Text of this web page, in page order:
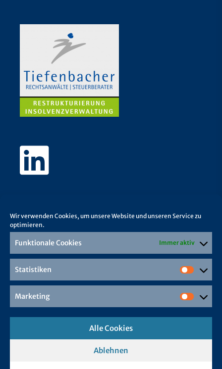
Wir verwenden Cookies, um unsere Website und unseren Service zu
optimieren.
Funktionale Cookies Immer aktiv
Statistiken
Marketing
Alle Cookies
Ablehnen